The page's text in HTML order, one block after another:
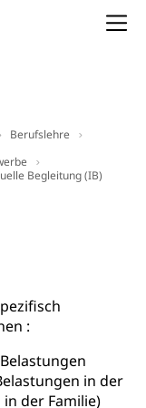
Berufslehre
Begleitung (IB)
:
in der
der Familie)
besser.ch)
und
–
II,